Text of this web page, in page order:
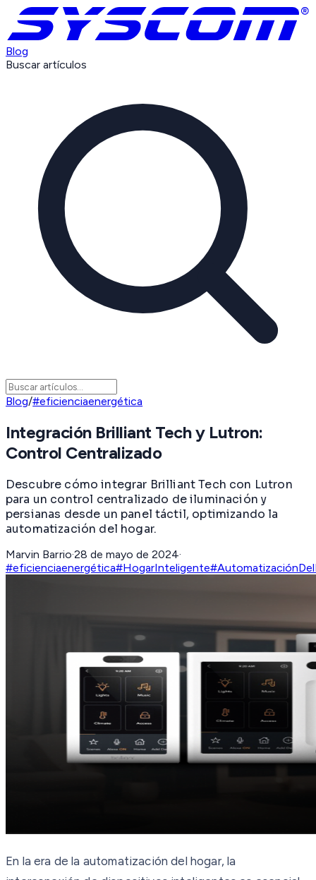
Blog
Buscar artículos
Blog/#eficienciaenergética
Integración Brilliant Tech y Lutron:
Control Centralizado
Descubre cómo integrar Brilliant Tech con Lutron
para un control centralizado de iluminación y
persianas desde un panel táctil, optimizando la
automatización del hogar.
Marvin Barrio·28 de mayo de 2024·
#eficienciaenergética#HogarInteligente
En la era de la automatización del hogar, la